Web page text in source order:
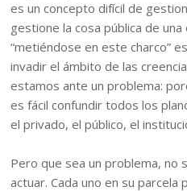
es un concepto difícil de
gestione la cosa pública de
“metiéndose en este charco”
invadir el ámbito de las
estamos ante un problema:
es fácil confundir todos los
el privado, el público, el
Pero que sea un problema, no
actuar. Cada uno en su parcela